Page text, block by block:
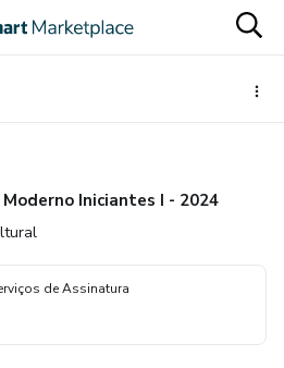
Moderno Iniciantes I - 2024
de Assinatura